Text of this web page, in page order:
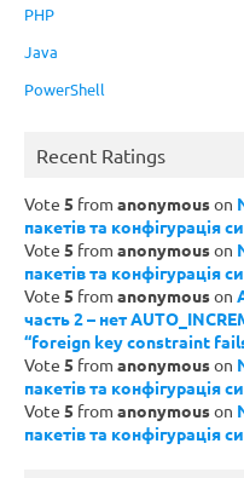
PHP
Java
PowerShell
Recent Ratings
Vote 5 from anonymouson
пакетів та конфігурація
Vote 5 from anonymouson
пакетів та конфігурація
Vote 5 from anonymouson
часть 2 – нет
“foreign key constraint
Vote 5 from anonymouson
пакетів та конфігурація
Vote 5 from anonymouson
пакетів та конфігурація